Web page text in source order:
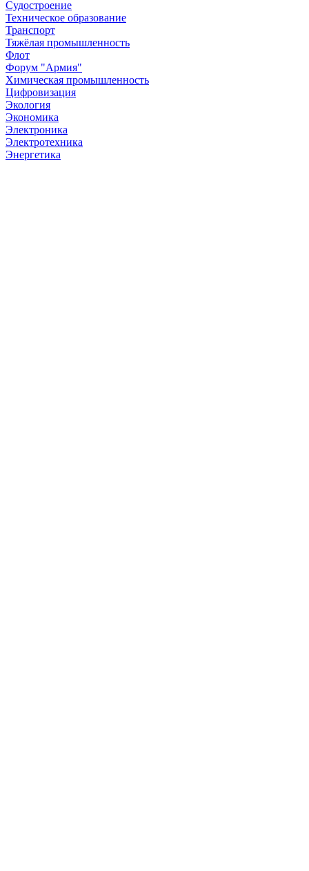
Судостроение
Техническое образование
Транспорт
Тяжёлая промышленность
Флот
Форум "Армия"
Химическая промышленность
Цифровизация
Экология
Экономика
Электроника
Электротехника
Энергетика